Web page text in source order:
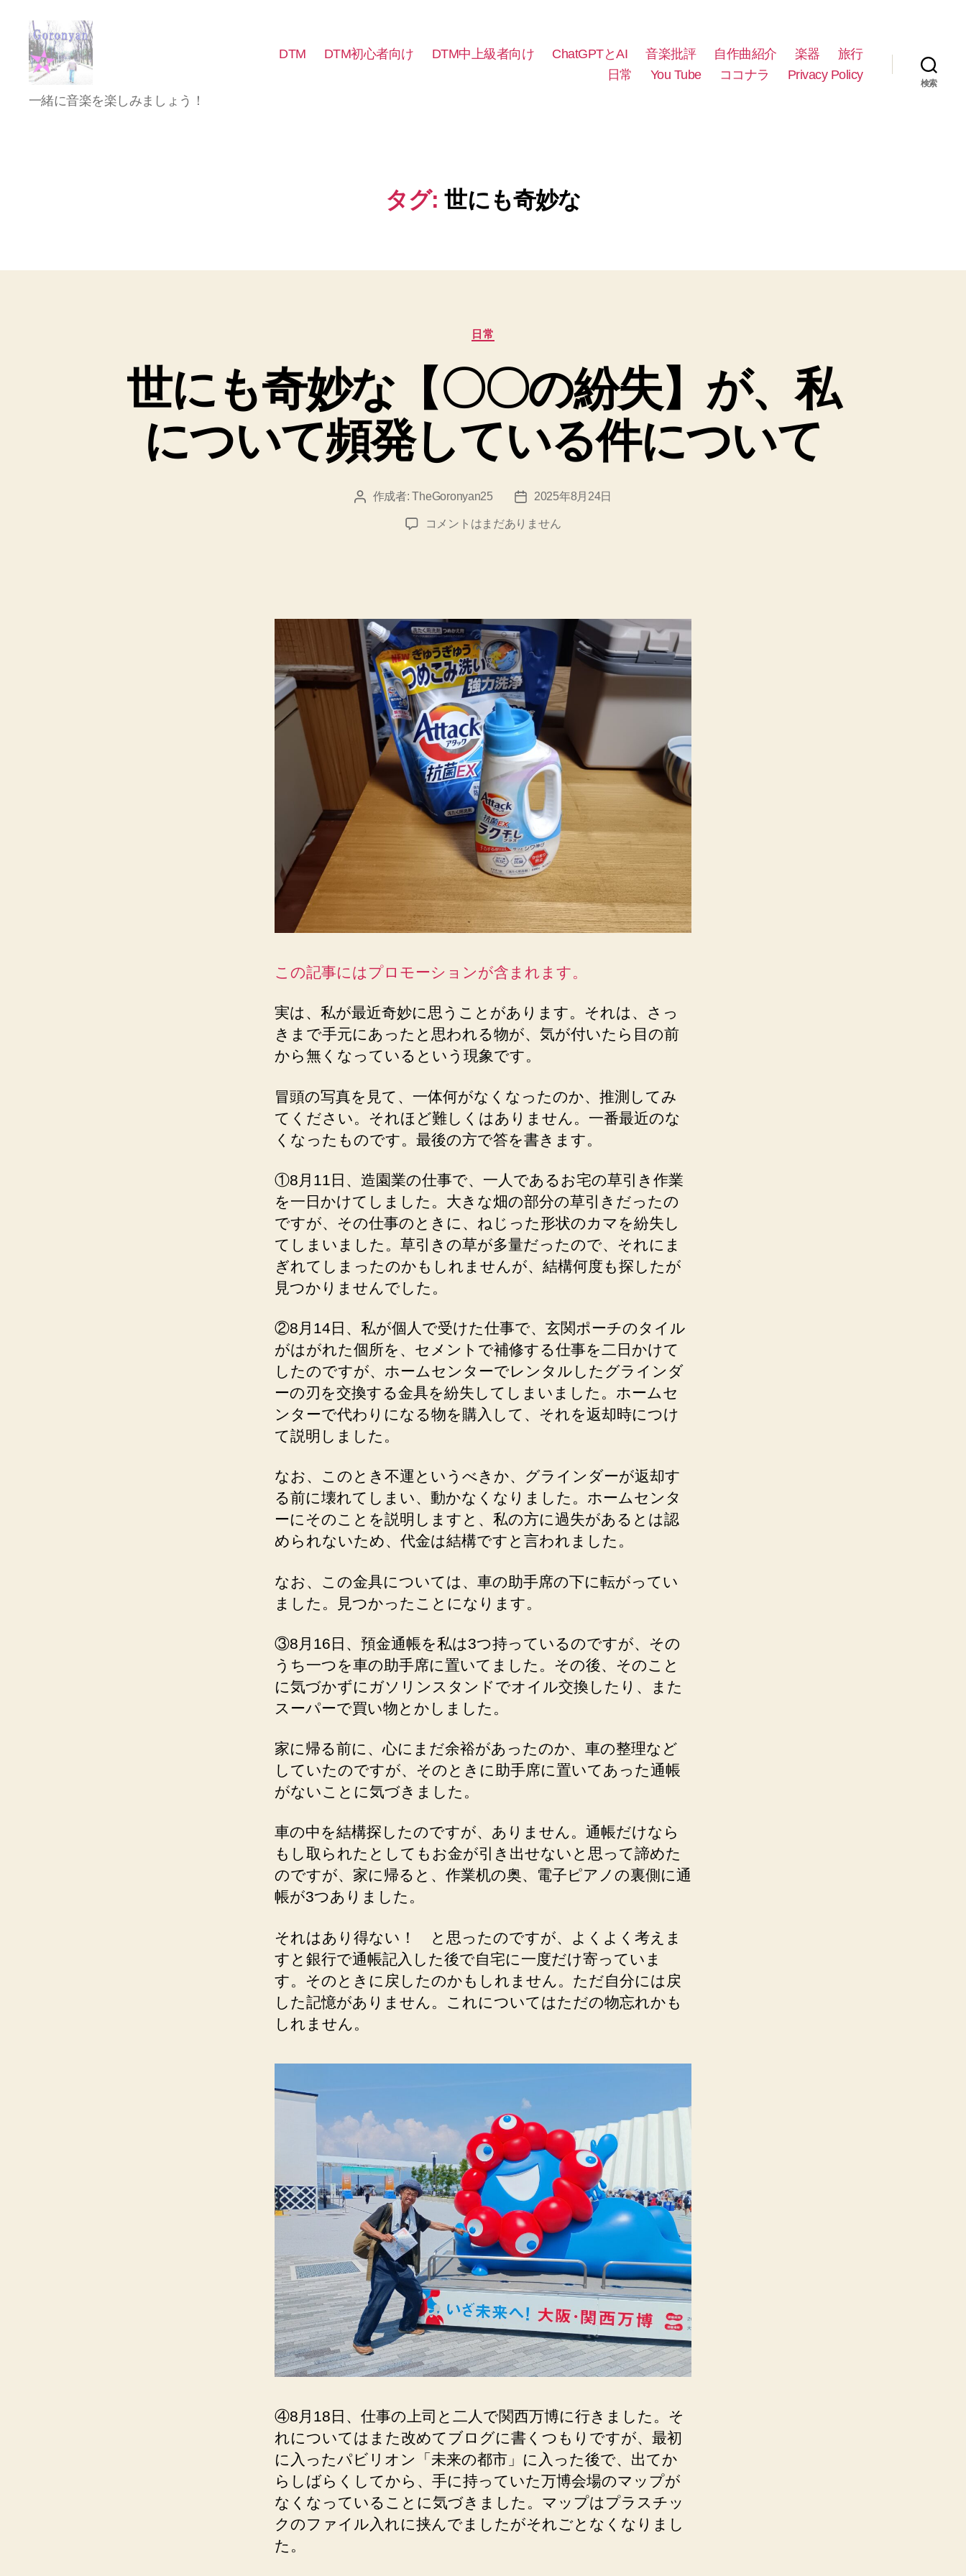
Goronyan
一緒に音楽を楽しみましょう！
DTM DTM初心者向け DTM中上級者向け ChatGPTとAI 音楽批評 自作曲紹介 楽器
旅行
日常
You Tube ココナラ Privacy Policy
検索
タグ: 世にも奇妙な
カ
テ
リ
ー
日常
世にも奇妙な【〇〇の紛失】が、私
について頻発している件について
投 作成者: TheGoronyan25
投
日
2025年8月24日
世
【〇
〇
の
紛
失】
が、
私
に
つ
い
て
頻
発
る
件
い
へ
の
コメントはまだありません
この記事にはプロモーションが含まれます。
実は、私が最近奇妙に思うことがあります。それは、さっ
きまで手元にあったと思われる物が、気が付いたら目の前
から無くなっているという現象です。
冒頭の写真を見て、一体何がなくなったのか、推測してみ
てください。それほど難しくはありません。一番最近のな
くなったものです。最後の方で答を書きます。
①8月11日、造園業の仕事で、一人であるお宅の草引き作業
を一日かけてしました。大きな畑の部分の草引きだったの
ですが、その仕事のときに、ねじった形状のカマを紛失し
てしまいました。草引きの草が多量だったので、それにま
ぎれてしまったのかもしれませんが、結構何度も探したが
見つかりませんでした。
②8月14日、私が個人で受けた仕事で、玄関ポーチのタイル
がはがれた個所を、セメントで補修する仕事を二日かけて
したのですが、ホームセンターでレンタルしたグラインダ
ーの刃を交換する金具を紛失してしまいました。ホームセ
ンターで代わりになる物を購入して、それを返却時につけ
て説明しました。
なお、このとき不運というべきか、グラインダーが返却す
る前に壊れてしまい、動かなくなりました。ホームセンタ
ーにそのことを説明しますと、私の方に過失があるとは認
められないため、代金は結構ですと言われました。
なお、この金具については、車の助手席の下に転がってい
ました。見つかったことになります。
③8月16日、預金通帳を私は3つ持っているのですが、その
うち一つを車の助手席に置いてました。その後、そのこと
に気づかずにガソリンスタンドでオイル交換したり、また
スーパーで買い物とかしました。
家に帰る前に、心にまだ余裕があったのか、車の整理など
していたのですが、そのときに助手席に置いてあった通帳
がないことに気づきました。
車の中を結構探したのですが、ありません。通帳だけなら
もし取られたとしてもお金が引き出せないと思って諦めた
のですが、家に帰ると、作業机の奥、電子ピアノの裏側に通
帳が3つありました。
それはあり得ない！ と思ったのですが、よくよく考えま
すと銀行で通帳記入した後で自宅に一度だけ寄っていま
す。そのときに戻したのかもしれません。ただ自分には戻
した記憶がありません。これについてはただの物忘れかも
しれません。
④8月18日、仕事の上司と二人で関西万博に行きました。そ
れについてはまた改めてブログに書くつもりですが、最初
に入ったパビリオン「未来の都市」に入った後で、出てか
らしばらくしてから、手に持っていた万博会場のマップが
なくなっていることに気づきました。マップはプラスチッ
クのファイル入れに挟んでましたがそれごとなくなりまし
た。